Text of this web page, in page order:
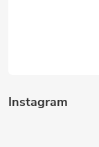
Instagram